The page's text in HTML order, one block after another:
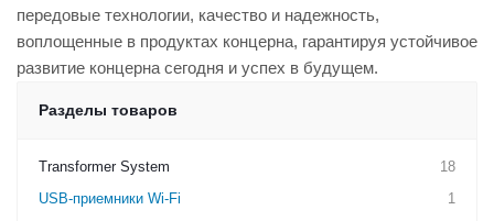
передовые технологии, качество и надежность,
воплощенные в продуктах концерна, гарантируя устойчивое
развитие концерна сегодня и успех в будущем.
Разделы товаров
Transformer System
18
USB-приемники Wi-Fi
1